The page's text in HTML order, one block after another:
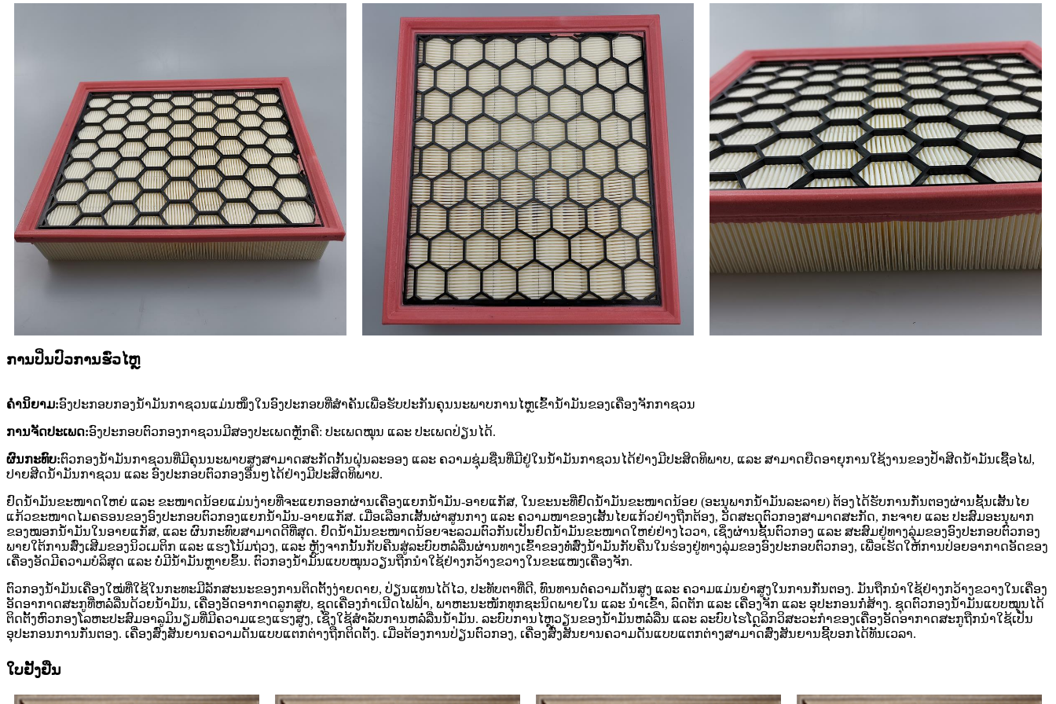
ການປິ່ນປົວການຮົ່ວໄຫຼ
ຄຳນິຍາມ:ອົງປະກອບກອງນໍ້າມັນກາຊວນແມ່ນໜຶ່ງໃນອົງປະກອບທີ່ສຳຄັນເພື່ອຮັບປະກັນຄຸນນະພາບການໄຫຼເຂົ້ານໍ້າມັນຂອງເຄື່ອງຈັກກາຊວນ
ການຈັດປະເພດ:ອົງປະກອບຕົວກອງກາຊວນມີສອງປະເພດຫຼັກຄື: ປະເພດໝຸນ ແລະ ປະເພດປ່ຽນໄດ້.
ຜົນກະທົບ:ຕົວກອງນໍ້າມັນກາຊວນທີ່ມີຄຸນນະພາບສູງສາມາດສະກັດກັ້ນຝຸ່ນລະອອງ ແລະ ຄວາມຊຸ່ມຊື່ນທີ່ມີຢູ່ໃນນໍ້າມັນກາຊວນໄດ້ຢ່າງມີປະສິດທິພາບ, ແລະ ສາມາດຍືດອາຍຸການໃຊ້ງານຂອງປໍ້າສີດນໍ້າມັນເຊື້ອໄຟ,
ປາຍສີດນໍ້າມັນກາຊວນ ແລະ ອົງປະກອບຕົວກອງອື່ນໆໄດ້ຢ່າງມີປະສິດທິພາບ.
ຢົດນ້ຳມັນຂະໜາດໃຫຍ່ ແລະ ຂະໜາດນ້ອຍແມ່ນງ່າຍທີ່ຈະແຍກອອກຜ່ານເຄື່ອງແຍກນ້ຳມັນ-ອາຍແກັສ, ໃນຂະນະທີ່ຢົດນ້ຳມັນຂະໜາດນ້ອຍ (ອະນຸພາກນ້ຳມັນລະລາຍ) ຕ້ອງໄດ້ຮັບການກັ່ນຕອງຜ່ານຊັ້ນເສັ້ນໄຍ
ແກ້ວຂະໜາດໄມຄຣອນຂອງອົງປະກອບຕົວກອງແຍກນ້ຳມັນ-ອາຍແກັສ. ເມື່ອເລືອກເສັ້ນຜ່າສູນກາງ ແລະ ຄວາມໜາຂອງເສັ້ນໄຍແກ້ວຢ່າງຖືກຕ້ອງ, ວັດສະດຸຕົວກອງສາມາດສະກັດ, ກະຈາຍ ແລະ ປະສົມອະນຸພາກ
ຂອງໝອກນ້ຳມັນໃນອາຍແກັສ, ແລະ ຜົນກະທົບສາມາດດີທີ່ສຸດ. ຢົດນ້ຳມັນຂະໜາດນ້ອຍຈະລວມຕົວກັນເປັນຢົດນ້ຳມັນຂະໜາດໃຫຍ່ຢ່າງໄວວາ, ເຊິ່ງຜ່ານຊັ້ນຕົວກອງ ແລະ ສະສົມຢູ່ທາງລຸ່ມຂອງອົງປະກອບຕົວກອງ
ພາຍໃຕ້ການສົ່ງເສີມຂອງນິວເມຕິກ ແລະ ແຮງໂນ້ມຖ່ວງ, ແລະ ຫຼັງຈາກນັ້ນກັບຄືນສູ່ລະບົບຫລໍ່ລື່ນຜ່ານທາງເຂົ້າຂອງທໍ່ສົ່ງນ້ຳມັນກັບຄືນໃນຮ່ອງຢູ່ທາງລຸ່ມຂອງອົງປະກອບຕົວກອງ, ເພື່ອເຮັດໃຫ້ການປ່ອຍອາກາດອັດຂອງ
ເຄື່ອງອັດມີຄວາມບໍລິສຸດ ແລະ ບໍ່ມີນ້ຳມັນຫຼາຍຂຶ້ນ. ຕົວກອງນ້ຳມັນແບບໝຸນວຽນຖືກນຳໃຊ້ຢ່າງກວ້າງຂວາງໃນຂະແໜງເຄື່ອງຈັກ.
ຕົວກອງນ້ຳມັນເຄື່ອງໃໝ່ທີ່ໃຊ້ໃນກະທະມີລັກສະນະຂອງການຕິດຕັ້ງງ່າຍດາຍ, ປ່ຽນແທນໄດ້ໄວ, ປະທັບຕາທີ່ດີ, ທົນທານຕໍ່ຄວາມດັນສູງ ແລະ ຄວາມແມ່ນຍຳສູງໃນການກັ່ນຕອງ. ມັນຖືກນໍາໃຊ້ຢ່າງກວ້າງຂວາງໃນເຄື່ອງ
ອັດອາກາດສະກູທີ່ຫລໍ່ລື່ນດ້ວຍນ້ຳມັນ, ເຄື່ອງອັດອາກາດລູກສູບ, ຊຸດເຄື່ອງກຳເນີດໄຟຟ້າ, ພາຫະນະໜັກທຸກຊະນິດພາຍໃນ ແລະ ນຳເຂົ້າ, ລົດຕັກ ແລະ ເຄື່ອງຈັກ ແລະ ອຸປະກອນກໍ່ສ້າງ. ຊຸດຕົວກອງນ້ຳມັນແບບໝຸນໄດ້
ຕິດຕັ້ງຫົວກອງໂລຫະປະສົມອາລູມິນຽມທີ່ມີຄວາມແຂງແຮງສູງ, ເຊິ່ງໃຊ້ສຳລັບການຫລໍ່ລື່ນນ້ຳມັນ. ລະບົບການໄຫຼວຽນຂອງນ້ຳມັນຫລໍ່ລື່ນ ແລະ ລະບົບໄຮໂດຼລິກວິສະວະກຳຂອງເຄື່ອງອັດອາກາດສະກູຖືກນໍາໃຊ້ເປັນ
ອຸປະກອນການກັ່ນຕອງ. ເຄື່ອງສົ່ງສັນຍານຄວາມດັນແບບແຕກຕ່າງຖືກຕິດຕັ້ງ. ເມື່ອຕ້ອງການປ່ຽນຕົວກອງ, ເຄື່ອງສົ່ງສັນຍານຄວາມດັນແບບແຕກຕ່າງສາມາດສົ່ງສັນຍານຊີ້ບອກໄດ້ທັນເວລາ.
ໃບຢັ້ງຢືນ